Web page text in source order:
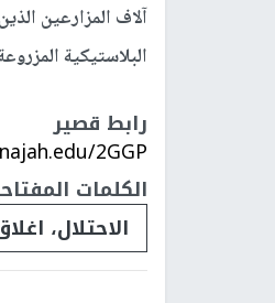
آلاف المزارعين
البلاستيكية
رابط قصير
2GGP/
الكلمات
الاحتلال،